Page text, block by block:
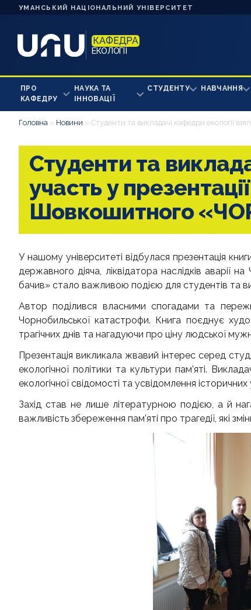
УМАНСЬКИЙ НАЦІОНАЛЬНИЙ УНІВЕРСИТЕТ
КАФЕДРА
ЕКОЛОГІЇ
ПРО
КАФЕДРУ
НАУКА ТА
ІННОВАЦІЇ
СТУДЕНТУ НАВЧАННЯ
Головна » Новини » Студенти та викладачі кафедри екології
Студенти та
участь у
Шовкошитного
У нашому університеті відбулася презентація
державного діяча, ліквідатора наслідків
бачив» стало важливою подією для студентів та
Автор поділився власними спогадами та
Чорнобильської катастрофи. Книга поєднує
трагічних днів та нагадуючи про ціну людської
Презентація викликала жвавий інтерес серед
екологічної політики та культури пам’яті.
екологічної свідомості та усвідомлення історичних
Захід став не лише літературною подією, а й
важливість збереження пам’яті про трагедії, які